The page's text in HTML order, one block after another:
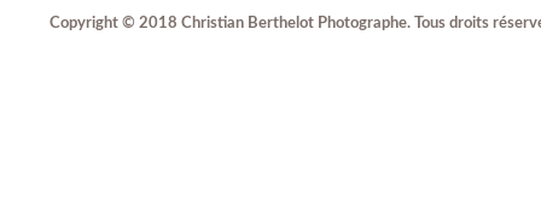
Copyright © 2018 Christian Berthelot Photographe. Tous droits